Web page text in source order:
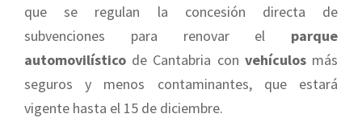
que se regulan la concesión directa de
subvenciones para renovar el parque
automovilístico de Cantabria con vehículosmás
seguros y menos contaminantes, que estará
vigente hasta el 15 de diciembre.